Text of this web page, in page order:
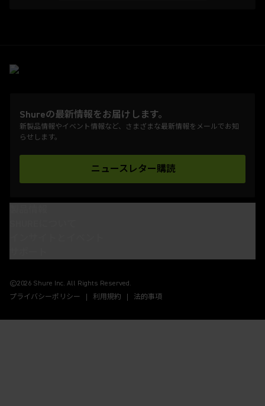
Shureの最新情報をお届けします。
新製品情報やイベント情報など、さまざまな最新情報をメールでお知
らせします。
ニュースレター購読
(Opens in a new tab)
©2026 Shure Inc. All Rights Reserved.
プライバシーポリシー
利用規約 法的事項